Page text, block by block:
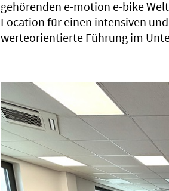
gehörenden e-motion e-bike
Location für einen intensiven
werteorientierte Führung im